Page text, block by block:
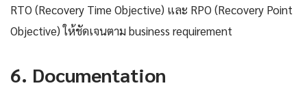
RTO (Recovery Time Objective) และ RPO (Recovery Point
Objective) ให้ชัดเจนตาม business requirement
6. Documentation